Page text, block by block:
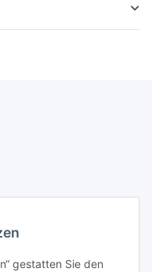
gestatten Sie den